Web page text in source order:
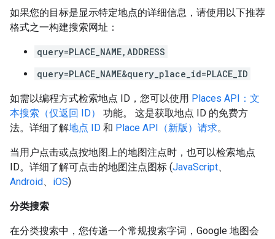
如果您的目标是显示特定地点的详细信息，请使用以下推荐
格式之一构建搜索网址：
query=PLACE_NAME,ADDRESS
query=PLACE_NAME&query_place_id=PLACE_ID
如需以编程方式检索地点 ID，您可以使用 Places API：文
本搜索（仅返回 ID）
功能。 这是获取地点 ID 的免费方
法。详细了解地点 ID 和 Place API（新版）请求。
当用户点击或点按地图上的地图注点时，也可以检索地点
ID。详细了解可点击的地图注点图标 (JavaScript、
Android 、 iOS)
分类搜索
在分类搜索中，您传递一个常规搜索字词，Google 地图会